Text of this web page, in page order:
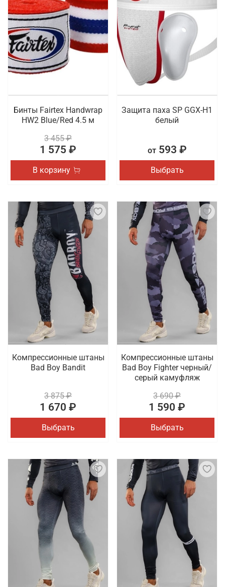
Бинты Fairtex Handwrap
HW2 Blue/Red 4.5 м
3 455 ₽
1 575 ₽
В корзину
Защита паха SP GGX-H1
белый
от593 ₽
Выбрать
Компрессионные штаны
Bad Boy Bandit
3 875 ₽
1 670 ₽
Выбрать
Компрессионные штаны
Bad Boy Fighter черный/
серый камуфляж
3 690 ₽
1 590 ₽
Выбрать